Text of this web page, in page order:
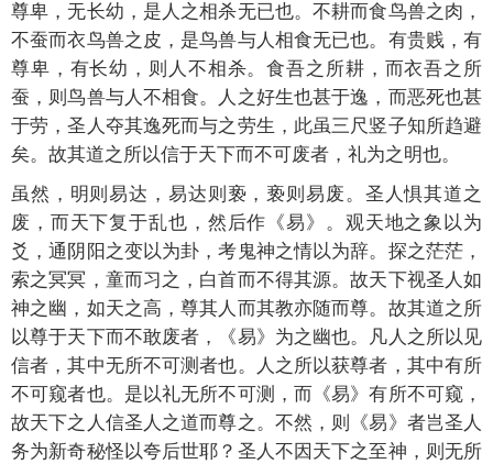
尊卑，无长幼，是人之相杀无已也。不耕而食鸟兽之肉，
不蚕而衣鸟兽之皮，是鸟兽与人相食无已也。有贵贱，有
尊卑，有长幼，则人不相杀。食吾之所耕，而衣吾之所
蚕，则鸟兽与人不相食。人之好生也甚于逸，而恶死也甚
于劳，圣人夺其逸死而与之劳生，此虽三尺竖子知所趋避
矣。故其道之所以信于天下而不可废者，礼为之明也。
虽然，明则易达，易达则亵，亵则易废。圣人惧其道之
废，而天下复于乱也，然后作《易》。观天地之象以为
爻，通阴阳之变以为卦，考鬼神之情以为辞。探之茫茫，
索之冥冥，童而习之，白首而不得其源。故天下视圣人如
神之幽，如天之高，尊其人而其教亦随而尊。故其道之所
以尊于天下而不敢废者，《易》为之幽也。凡人之所以见
信者，其中无所不可测者也。人之所以获尊者，其中有所
不可窥者也。是以礼无所不可测，而《易》有所不可窥，
故天下之人信圣人之道而尊之。不然，则《易》者岂圣人
务为新奇秘怪以夸后世耶？圣人不因天下之至神，则无所